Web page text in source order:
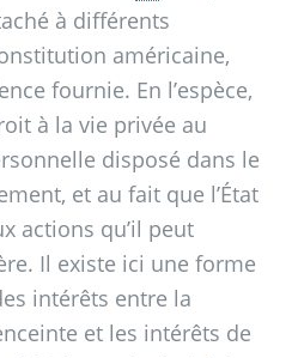
à différents
américaine,
fournie. En l’espèce,
à la vie privée au
disposé dans le
et au fait que l’État
actions qu’il peut
Il existe ici une forme
intérêts entre la
et les intérêts de